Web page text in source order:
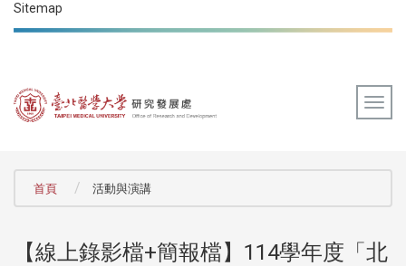
Sitemap
首頁 活動與演講
【線上錄影檔+簡報檔】114學年度「北